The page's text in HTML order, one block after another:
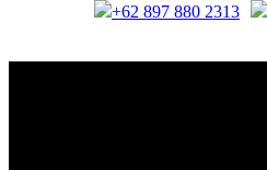
+62 897 880 2313